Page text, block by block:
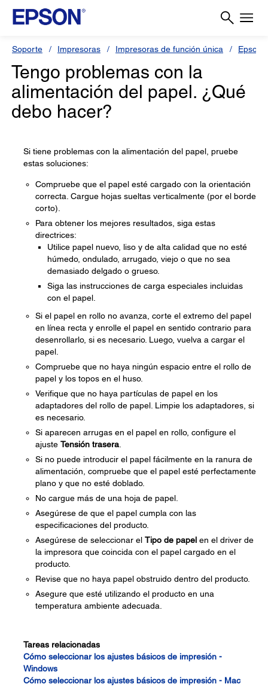
Soporte Impresoras Impresoras de función única Epson
Tengo problemas con la
alimentación del papel. ¿Qué
debo hacer?
Si tiene problemas con la alimentación del papel, pruebe
estas soluciones:
Compruebe que el papel esté cargado con la orientación
correcta. Cargue hojas sueltas verticalmente (por el borde
corto).
Para obtener los mejores resultados, siga estas
directrices:
Utilice papel nuevo, liso y de alta calidad que no esté
húmedo, ondulado, arrugado, viejo o que no sea
demasiado delgado o grueso.
Siga las instrucciones de carga especiales incluidas
con el papel.
Si el papel en rollo no avanza, corte el extremo del papel
en línea recta y enrolle el papel en sentido contrario para
desenrollarlo, si es necesario. Luego, vuelva a cargar el
papel.
Compruebe que no haya ningún espacio entre el rollo de
papel y los topos en el huso.
Verifique que no haya partículas de papel en los
adaptadores del rollo de papel. Limpie los adaptadores, si
es necesario.
Si aparecen arrugas en el papel en rollo, configure el
ajuste Tensión trasera
Si no puede introducir el papel fácilmente en la ranura de
alimentación, compruebe que el papel esté perfectamente
plano y que no esté doblado.
No cargue más de una hoja de papel.
Asegúrese de que el papel cumpla con las
especificaciones del producto.
Asegúrese de seleccionar el Tipo de papel en el driver de
la impresora que coincida con el papel cargado en el
producto.
Revise que no haya papel obstruido dentro del producto.
Asegure que esté utilizando el producto en una
temperatura ambiente adecuada.
Tareas relacionadas
Cómo seleccionar los ajustes básicos de impresión -
Windows
Cómo seleccionar los ajustes básicos de impresión - Mac